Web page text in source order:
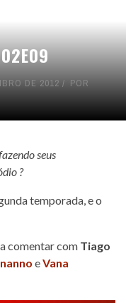
DE 2012
POR
seus
?
temporada, e o
comentar com Tiago
eVana